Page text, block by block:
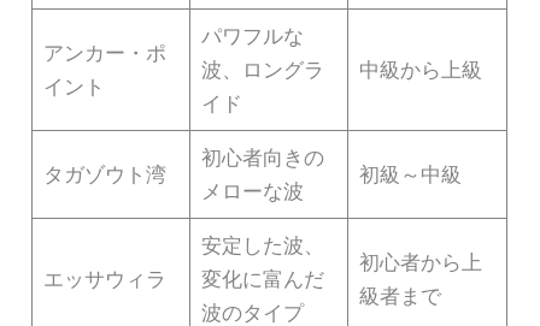
アンカー・ポ
イント
パワフルな
波、ロングラ
イド
中級から上級
タガゾウト湾
初心者向きの
メローな波
初級～中級
エッサウィラ
安定した波、
変化に富んだ
波のタイプ
初心者から上
級者まで